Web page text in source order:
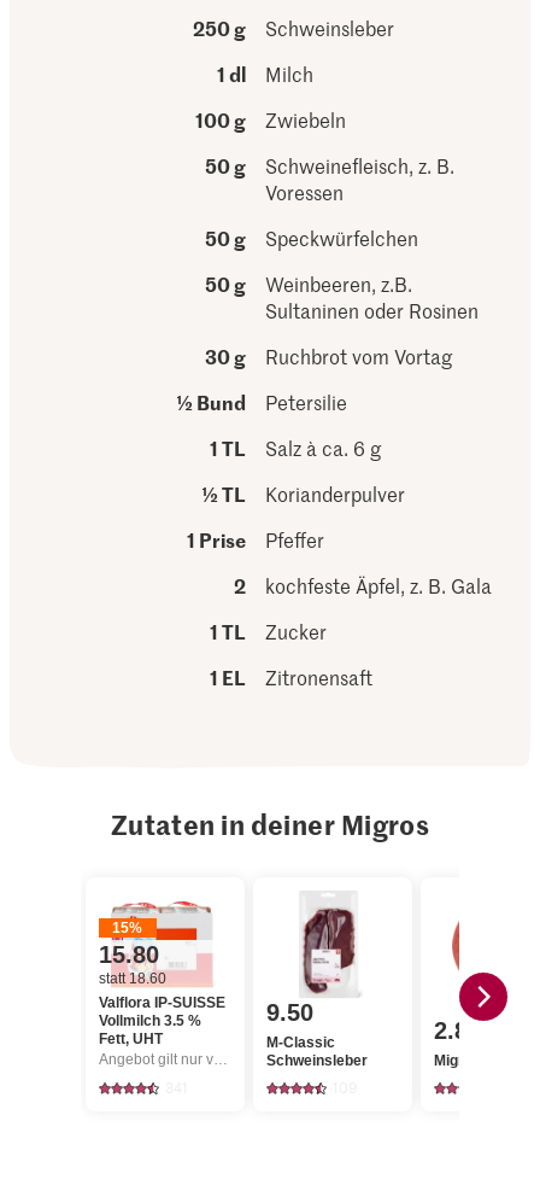
250 g
Schweinsleber
1 dl
Milch
100 g
Zwiebeln
50 g
Schweinefleisch, z. B.
Voressen
50 g
Speckwürfelchen
50 g
Weinbeeren, z.B.
Sultaninen oder Rosinen
30 g
Ruchbrot vom Vortag
½ Bund
Petersilie
1 TL
Salz à ca. 6 g
½ TL
Korianderpulver
1 Prise
Pfeffer
2
kochfeste Äpfel, z. B. Gala
1 TL
Zucker
1 EL
Zitronensaft
Zutaten in deiner Migros
15%
15.80
statt 18.60
Valflora IP-SUISSE
Vollmilch 3.5 %
Fett, UHT
Angebot gilt nur vom 6.8. bis 12.8.2026, solange Vorrat.
9.50
M-Classic
Schweinsleber
2.80
Migros Äpfel